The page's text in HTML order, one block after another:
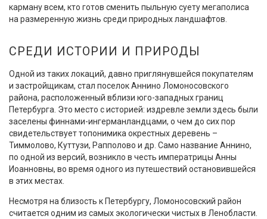
карману всем, кто готов сменить пыльную суету мегаполиса
на размеренную жизнь среди природных ландшафтов.
СРЕДИ ИСТОРИИ И ПРИРОДЫ
Одной из таких локаций, давно приглянувшейся покупателям
и застройщикам, стал поселок Аннино Ломоносовского
района, расположенный вблизи юго-западных границ
Петербурга. Это место с историей: издревле земли здесь были
заселены финнами-ингерманландцами, о чем до сих пор
свидетельствует топонимика окрестных деревень –
Тиммолово, Куттузи, Рапполово и др. Само название Аннино,
по одной из версий, возникло в честь императрицы Анны
Иоанновны, во время одного из путешествий остановившейся
в этих местах.
Несмотря на близость к Петербургу, Ломоносовский район
считается одним из самых экологически чистых в Ленобласти.